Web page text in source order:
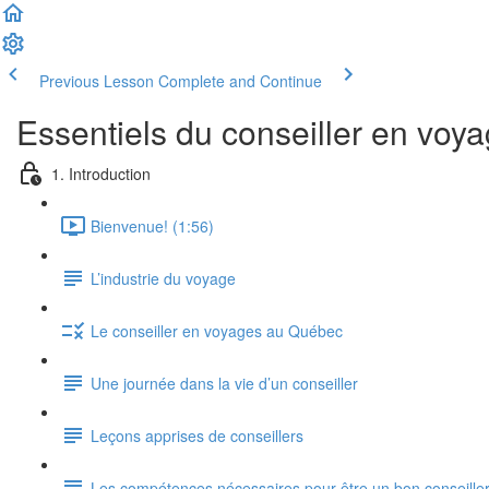
Previous Lesson Complete and Continue
Essentiels du conseiller en
1. Introduction
Bienvenue! (1:56)
L’industrie du voyage
Le conseiller en voyages au Québec
Une journée dans la vie d’un conseiller
Leçons apprises de conseillers